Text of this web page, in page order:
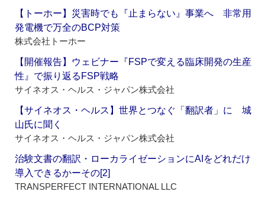
【トーホー】災害時でも『止まらない』事業へ 非常用
発電機で万全のBCP対策
株式会社トーホー
【開催報告】ウェビナー『FSPで変える臨床開発の生産
性』で振り返るFSP戦略
サイネオス・ヘルス・ジャパン株式会社
【サイネオス・ヘルス】世界とつなぐ「翻訳者」に 城
山氏に聞く
サイネオス・ヘルス・ジャパン株式会社
治験文書の翻訳・ローカライゼーションにAIをどれだけ
導入できるかーその[2]
TRANSPERFECT INTERNATIONAL LLC